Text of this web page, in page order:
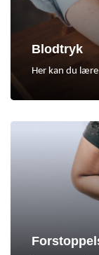
Blodtryk
Her kan du